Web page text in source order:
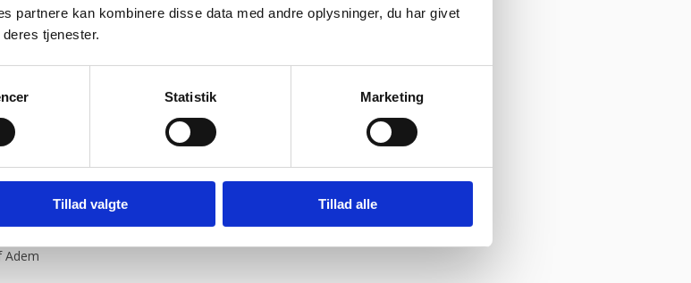
partnere kan kombinere disse data med andre oplysninger, du har givet
tjenester.
Statistik Marketing
Tillad valgte Tillad alle
flink sælger i røret Kan klart anbefale at handle her”
Vurderet af Ole
Isken
Vurderet af Patricia
skrive niget”
tilbage”
Adem